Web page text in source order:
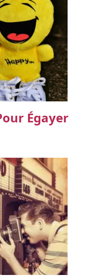
Égayer